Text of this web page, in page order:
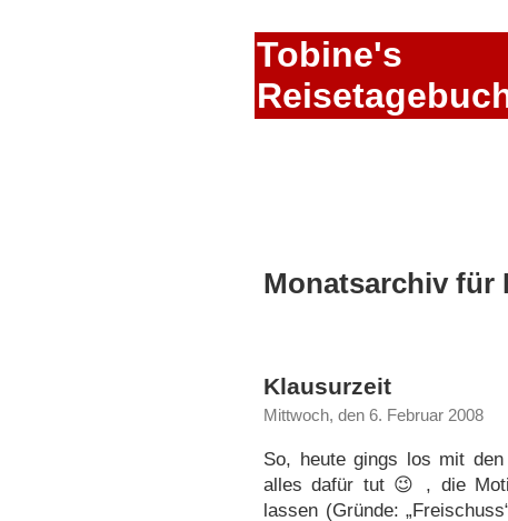
Tobine's
Monatsarchiv für
Klausurzeit
Mittwoch, den 6. Februar 2008
So, heute gings los mit
alles dafür tut 😉 , die
lassen (Gründe: